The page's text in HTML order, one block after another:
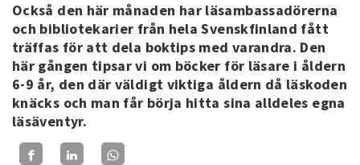
Också den här månaden har läsambassadörerna
och bibliotekarier från hela Svenskfinland fått
träffas för att dela boktips med varandra. Den
här gången tipsar vi om böcker för läsare i åldern
6-9 år, den där väldigt viktiga åldern då läskoden
knäcks och man får börja hitta sina alldeles egna
läsäventyr.